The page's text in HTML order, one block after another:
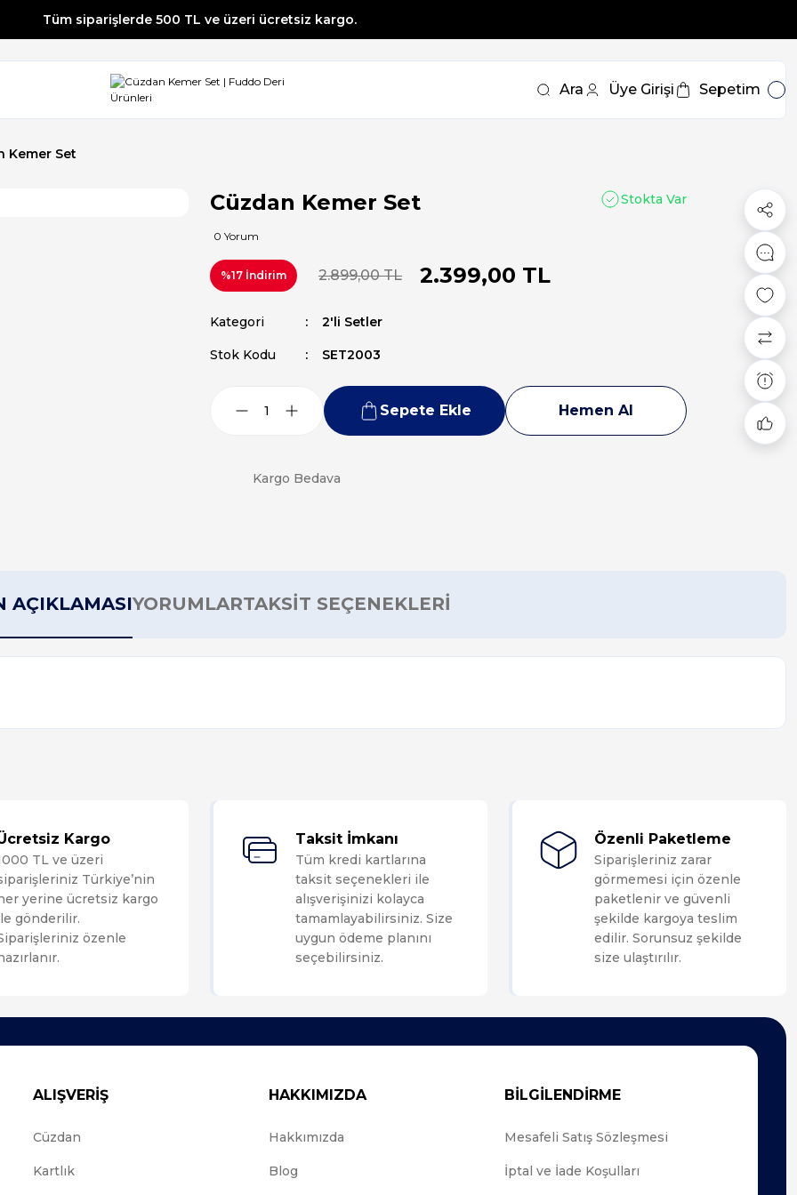
Tüm siparişlerde 500 TL ve üzeri ücretsiz kargo.
Tüm siparişlerde 500 TL ve üzeri ücretsiz kargo.
Tüm siparişlerde 500 TL ve üzeri ücretsiz kargo. Ara Üye Girişi Sepetim
Kemer Set
Cüzdan Kemer Set
0 Yorum
Stokta Var
%17 İndirim 2.899,00 TL 2.399,00 TL
Kategori 2'li Setler
Stok Kodu SET2003
Sepete Ekle Hemen Al
Kargo Bedava
AÇIKLAMASIYORUMLARTAKSİT SEÇENEKLERİ
Kargo
TL ve üzeri
Türkiye’nin
yerine ücretsiz kargo
gönderilir.
özenle
Taksit İmkanı
Tüm kredi kartlarına
taksit seçenekleri ile
alışverişinizi kolayca
tamamlayabilirsiniz. Size
uygun ödeme planını
seçebilirsiniz.
Özenli Paketleme
Siparişleriniz zarar
görmemesi için özenle
paketlenir ve güvenli
şekilde kargoya teslim
edilir. Sorunsuz şekilde
size ulaştırılır.
ALIŞVERİŞ
Cüzdan
Kartlık
HAKKIMIZDA
Hakkımızda
Blog
BİLGİLENDİRME
Mesafeli Satış Sözleşmesi
İptal ve İade Koşulları